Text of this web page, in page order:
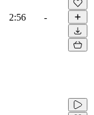
2:56 -